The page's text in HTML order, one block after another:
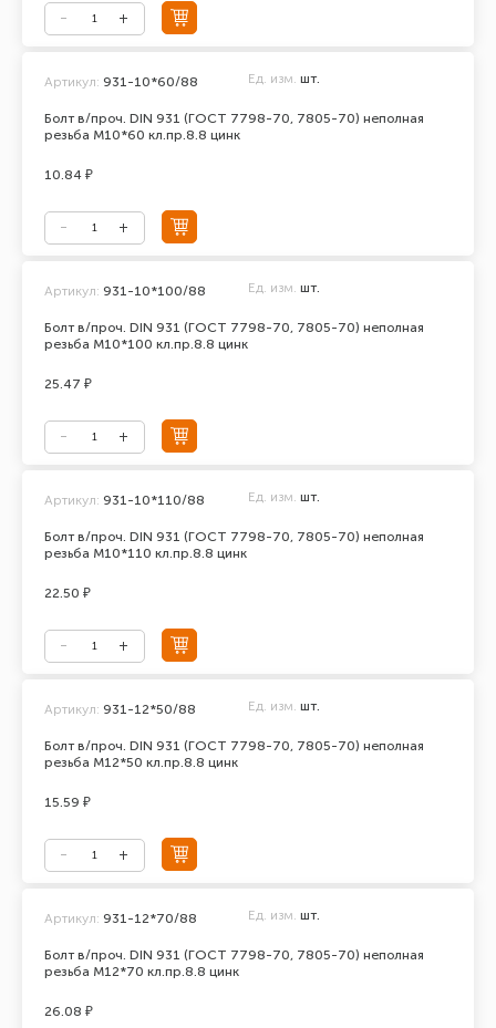
Болт в/проч. DIN 931 (ГОСТ 7798-70, 7805-70) неполная
резьба М10*60 кл.пр.8.8 цинк
Артикул: 931-10*60/88 Ед. изм. шт.
10.84 ₽
Болт в/проч. DIN 931 (ГОСТ 7798-70, 7805-70) неполная
резьба М10*100 кл.пр.8.8 цинк
Артикул: 931-10*100/88 Ед. изм. шт.
25.47 ₽
Болт в/проч. DIN 931 (ГОСТ 7798-70, 7805-70) неполная
резьба М10*110 кл.пр.8.8 цинк
Артикул: 931-10*110/88 Ед. изм. шт.
22.50 ₽
Болт в/проч. DIN 931 (ГОСТ 7798-70, 7805-70) неполная
резьба М12*50 кл.пр.8.8 цинк
Артикул: 931-12*50/88 Ед. изм. шт.
15.59 ₽
Болт в/проч. DIN 931 (ГОСТ 7798-70, 7805-70) неполная
резьба М12*70 кл.пр.8.8 цинк
Артикул: 931-12*70/88 Ед. изм. шт.
26.08 ₽